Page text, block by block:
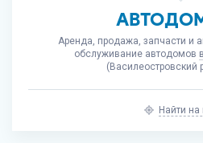
Аренда, продажа, запчасти и
обслуживание автодомов
(Василеостровский
Найти на